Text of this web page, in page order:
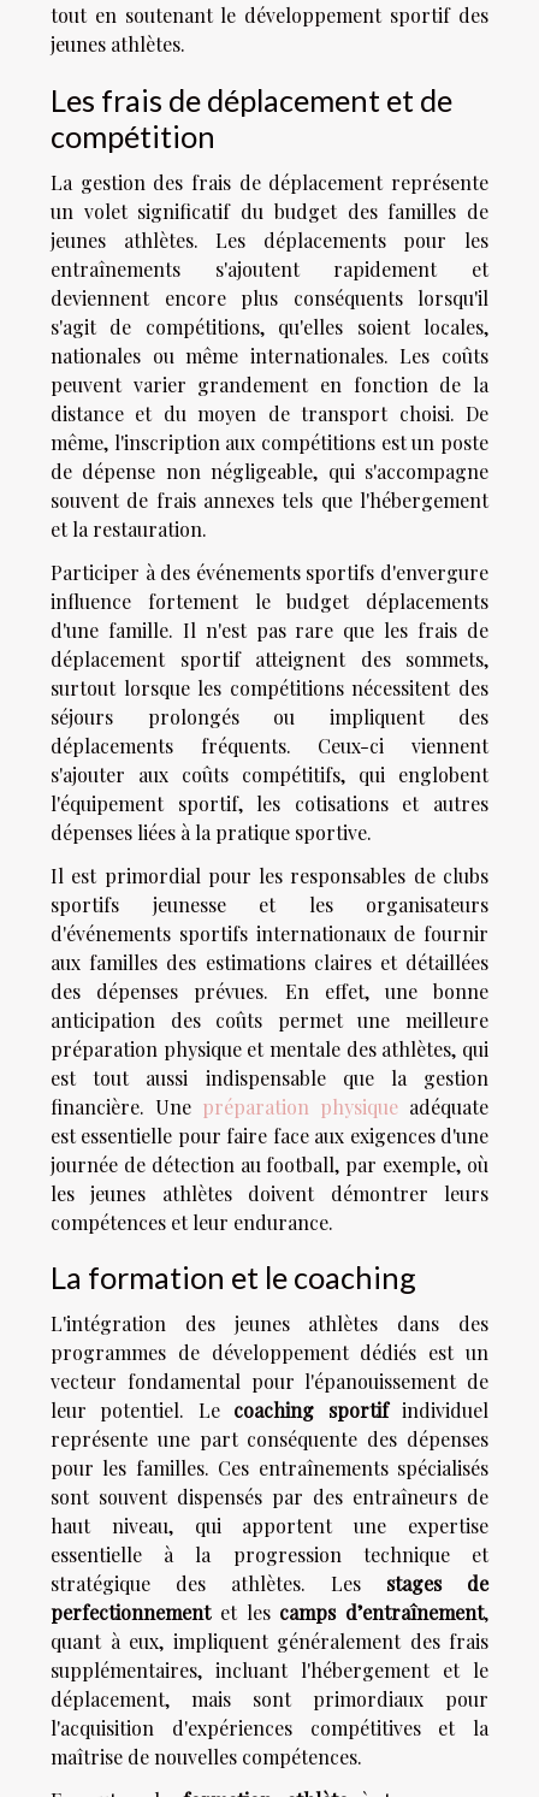
tout en soutenant le développement sportif des
jeunes athlètes.
Les frais de déplacement et de
compétition
La gestion des frais de déplacement représente
un volet significatif du budget des familles de
jeunes athlètes. Les déplacements pour les
entraînements s'ajoutent rapidement et
deviennent encore plus conséquents lorsqu'il
s'agit de compétitions, qu'elles soient locales,
nationales ou même internationales. Les coûts
peuvent varier grandement en fonction de la
distance et du moyen de transport choisi. De
même, l'inscription aux compétitions est un poste
de dépense non négligeable, qui s'accompagne
souvent de frais annexes tels que l'hébergement
et la restauration.
Participer à des événements sportifs d'envergure
influence fortement le budget déplacements
d'une famille. Il n'est pas rare que les frais de
déplacement sportif atteignent des sommets,
surtout lorsque les compétitions nécessitent des
séjours prolongés ou impliquent des
déplacements fréquents. Ceux-ci viennent
s'ajouter aux coûts compétitifs, qui englobent
l'équipement sportif, les cotisations et autres
dépenses liées à la pratique sportive.
Il est primordial pour les responsables de clubs
sportifs jeunesse et les organisateurs
d'événements sportifs internationaux de fournir
aux familles des estimations claires et détaillées
des dépenses prévues. En effet, une bonne
anticipation des coûts permet une meilleure
préparation physique et mentale des athlètes, qui
est tout aussi indispensable que la gestion
financière. Une préparation physique adéquate
est essentielle pour faire face aux exigences d'une
journée de détection au football, par exemple, où
les jeunes athlètes doivent démontrer leurs
compétences et leur endurance.
La formation et le coaching
L'intégration des jeunes athlètes dans des
programmes de développement dédiés est un
vecteur fondamental pour l'épanouissement de
leur potentiel. Le coaching sportifindividuel
représente une part conséquente des dépenses
pour les familles. Ces entraînements spécialisés
sont souvent dispensés par des entraîneurs de
haut niveau, qui apportent une expertise
essentielle à la progression technique et
stratégique des athlètes. Les stages de
perfectionnementet les camps d’entraînement,
quant à eux, impliquent généralement des frais
supplémentaires, incluant l'hébergement et le
déplacement, mais sont primordiaux pour
l'acquisition d'expériences compétitives et la
maîtrise de nouvelles compétences.